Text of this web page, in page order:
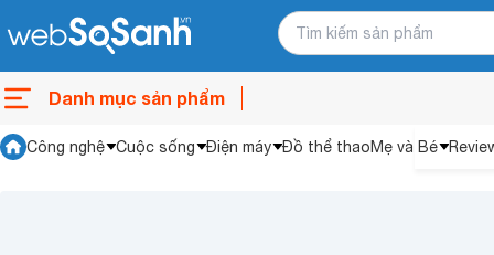
Danh mục sản phẩm
Công nghệ Cuộc sống Điện máy Đồ thể thaoMẹ và Bé